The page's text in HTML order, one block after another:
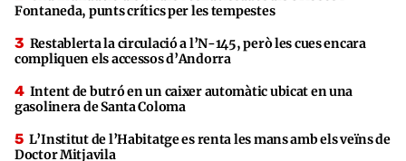
Fontaneda, punts crítics per les tempestes
Restablerta la circulació a l’N-145, però les cues encara
compliquen els accessos d’Andorra
Intent de butró en un caixer automàtic ubicat en una
gasolinera de Santa Coloma
L’Institut de l’Habitatge es renta les mans amb els veïns de
Doctor Mitjavila